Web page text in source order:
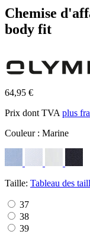
Chemise
body fit
64,95 €
Prix dont TVA plus
Couleur : Marine
Taille: Tableau des
37
38
39